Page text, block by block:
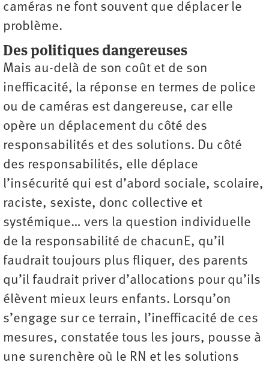
caméras ne font souvent que déplacer le
problème.
Des politiques dangereuses
Mais au-delà de son coût et de son
inefficacité, la réponse en termes de police
ou de caméras est dangereuse, car elle
opère un déplacement du côté des
responsabilités et des solutions. Du côté
des responsabilités, elle déplace
l’insécurité qui est d’abord sociale, scolaire,
raciste, sexiste, donc collective et
systémique… vers la question individuelle
de la responsabilité de chacunE, qu’il
faudrait toujours plus fliquer, des parents
qu’il faudrait priver d’allocations pour qu’ils
élèvent mieux leurs enfants. Lorsqu’on
s’engage sur ce terrain, l’inefficacité de ces
mesures, constatée tous les jours, pousse à
une surenchère où le RN et les solutions